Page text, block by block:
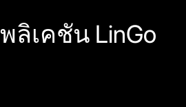
ลิเคชัน LinGo